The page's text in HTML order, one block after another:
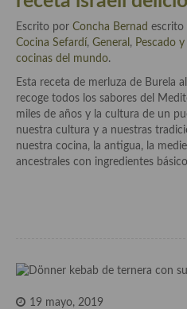
Cocina de Egipto
Cocina de Tunez
Cocina Oriental
Cocina Tailandesa
Cocina Japonesa
Cocina Coreana
Cocina HIndú
Escrito por Concha Bernad escrito
Cocina Sefardí, General , Pescado
cocinas del mundo.
Esta receta de merluza de Burela
recoge todos los sabores del
miles de años y la cultura de un
nuestra cultura y a nuestras
nuestra cocina, la antigua, la
ancestrales con ingredientes
19 mayo, 2019